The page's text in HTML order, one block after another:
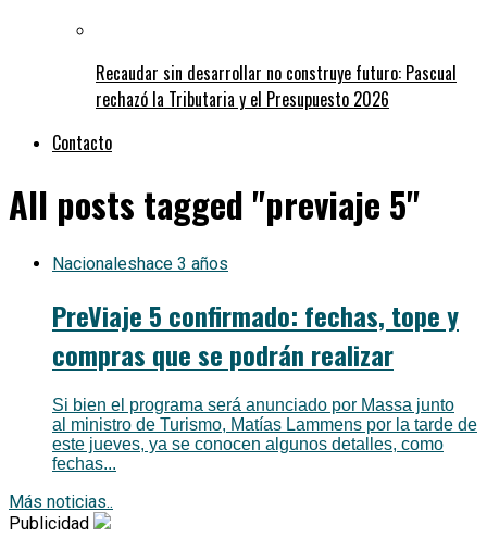
Recaudar sin desarrollar no construye futuro: Pascual
rechazó la Tributaria y el Presupuesto 2026
Contacto
All posts tagged "previaje 5"
Nacionaleshace 3 años
PreViaje 5 confirmado: fechas, tope y
compras que se podrán realizar
Si bien el programa será anunciado por Massa junto
al ministro de Turismo, Matías Lammens por la tarde de
este jueves, ya se conocen algunos detalles, como
fechas...
Más noticias..
Publicidad